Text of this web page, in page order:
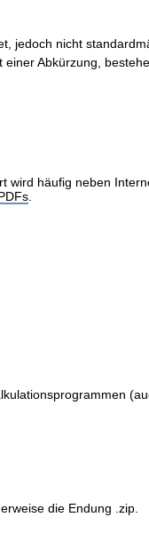
jedoch nicht
Abkürzung,
häufig neben
.
die Endung .zip.